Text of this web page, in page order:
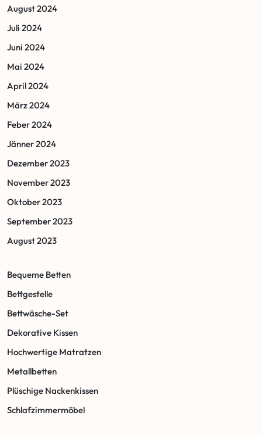
August 2024
Juli 2024
Juni 2024
Mai 2024
April 2024
März 2024
Feber 2024
Jänner 2024
Dezember 2023
November 2023
Oktober 2023
September 2023
August 2023
Bequeme Betten
Bettgestelle
Bettwäsche-Set
Dekorative Kissen
Hochwertige Matratzen
Metallbetten
Plüschige Nackenkissen
Schlafzimmermöbel